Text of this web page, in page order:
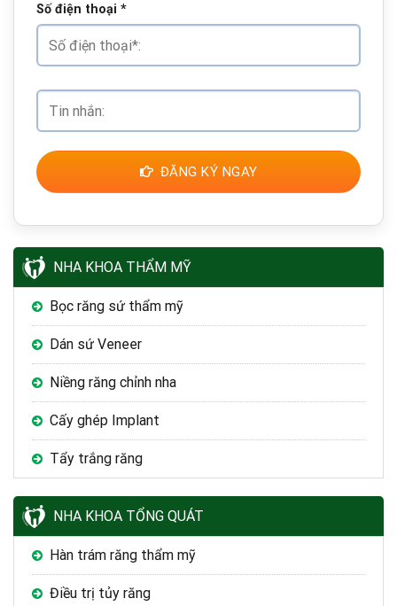
Số điện thoại *
ĐĂNG KÝ NGAY
NHA KHOA THẨM MỸ
Bọc răng sứ thẩm mỹ
Dán sứ Veneer
Niềng răng chỉnh nha
Cấy ghép Implant
Tẩy trắng răng
NHA KHOA TỔNG QUÁT
Hàn trám răng thẩm mỹ
Điều trị tủy răng